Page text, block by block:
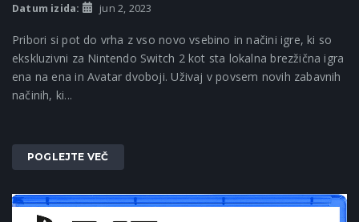
Datum izida: jun 2, 2023
Pribori si pot do vrha z vso novo vsebino in načini igre, ki so
ekskluzivni za Nintendo Switch 2 kot sta lokalna brezžična igra
ena na ena in Avatar dvoboji. Uživaj v povsem novih zabavnih
načinih, ki...
POGLEJTE VEČ